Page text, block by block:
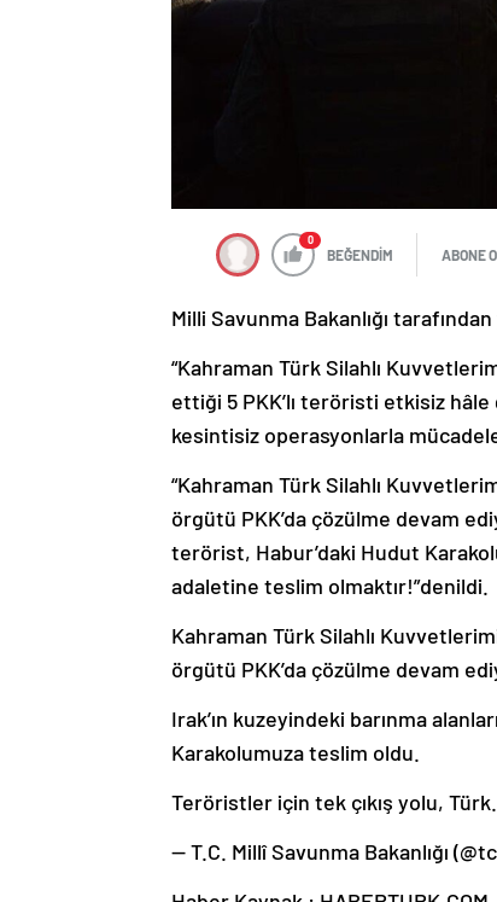
0
BEĞENDİM ABONE
Milli Savunma Bakanlığı
“Kahraman Türk Silahlı
ettiği 5 PKK’lı teröristi etkisiz
kesintisiz operasyonlarla
“Kahraman Türk Silahlı
örgütü PKK’da çözülme devam
terörist, Habur’daki Hudut
adaletine teslim olmaktır!”denildi.
Kahraman Türk Silahlı
örgütü PKK’da çözülme devam
Irak’ın kuzeyindeki barınma
Karakolumuza teslim oldu.
Teröristler için tek çıkış yolu,
— T.C. Millî Savunma Bakanlığı